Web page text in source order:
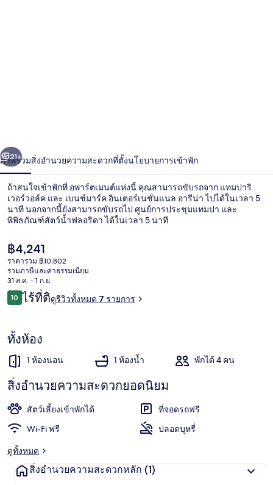
ลัก
ชัว
ธีม
สตู
ดิโอ
า
ถัดไป
21+
ภาพรวมสิ่งอำนวยความสะดวกที่ตั้งนโยบายการเข้าพัก
ถ้าสนใจเข้าพักที่ อพาร์ตเมนต์แห่งนี้ คุณสามารถขับรถจาก แทมปาริ
เวอร์วอล์ค และ เบนช์มาร์ค อินเตอร์เนชั่นแนล อารีน่า ไปได้ในเวลา 5
นาที นอกจากนี้ยังสามารถขับรถไป ศูนย์การประชุมแทมปา และ
พิพิธภัณฑ์สัตว์น้ำฟลอริดา ได้ในเวลา 5 นาที
ราคา
ปัจจุบัน
฿4,241
฿4,241
ราคารวม ฿10,802
รวมภาษีและค่าธรรมเนียม
31 ส.ค. - 1 ก.ย.
รีวิว
1010 จาก 10
ไร้ที่ติดูรีวิวทั้งหมด 7 รายการ
ทั้งห้อง
1 ห้องนอน 1 ห้องน้ำ พักได้ 4 คน
สิ่งอำนวยความสะดวกยอดนิยม
สัตว์เลี้ยงเข้าพักได้
ที่จอดรถฟรี
Wi-Fi ฟรี
ปลอดบุหรี่
ดูทั้งหมด
สิ่งอำนวยความสะดวกหลัก (1)